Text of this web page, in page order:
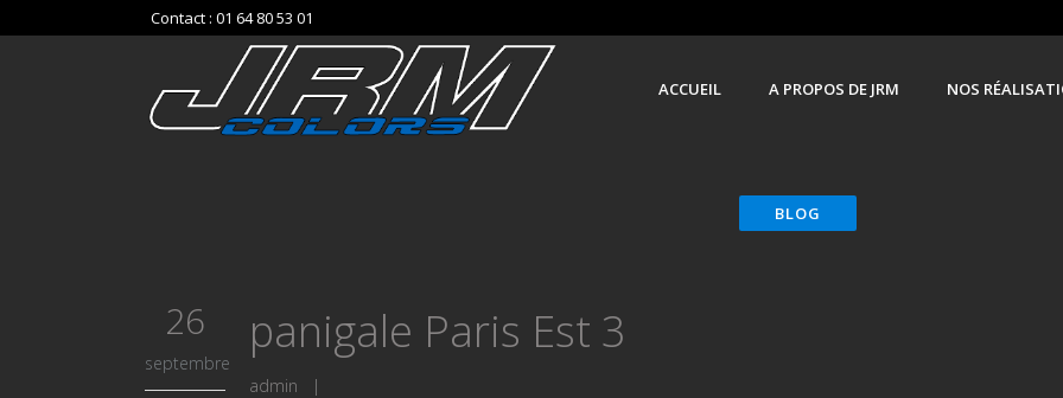
Contact : 01 64 80 53 01
ACCUEIL A PROPOS DE JRM NOS
26
septembre
panigale Paris Est 3
admin |